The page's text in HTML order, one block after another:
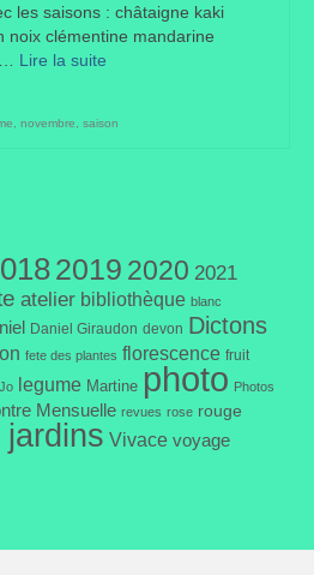
les saisons : châtaigne kaki
noix clémentine mandarine
Lire la suite­­
novembre saison
2019 2020 2021
atelier bibliothèque blanc
Daniel Giraudon devon Dictons
fete des plantes florescence fruit
Jo legume Martine photo Photos
Mensuelle revues rose rouge
Vivace voyage